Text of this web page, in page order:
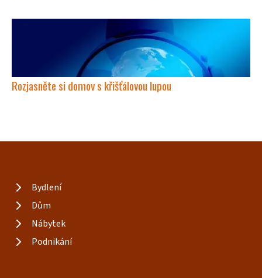
Rozjasněte si domov s křišťálovou lupou
Bydlení
Dům
Nábytek
Podnikání